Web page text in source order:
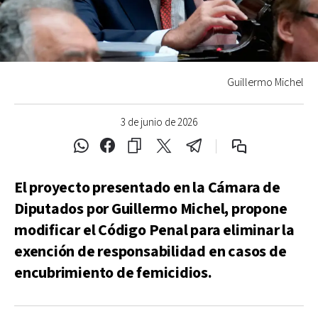
3 de junio de 2026
Guillermo Michel
El proyecto presentado en la Cámara de
Diputados por Guillermo Michel, propone
modificar el Código Penal para eliminar la
exención de responsabilidad en casos de
encubrimiento de femicidios.